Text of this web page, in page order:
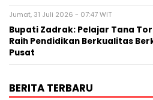
Jumat, 31 Juli 2026 - 07:47 WIT
Bupati Zadrak: Pelajar Tana
Raih Pendidikan Berkualitas
Pusat
BERITA TERBARU